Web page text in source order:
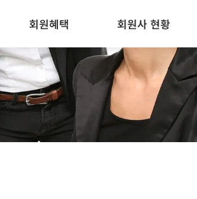
회원혜택 회원사 현황